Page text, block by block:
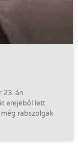
23-án
erejéből lett
rabszolgák